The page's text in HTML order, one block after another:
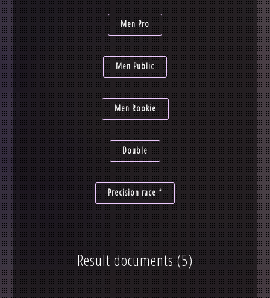
Men Pro
Men Public
Men Rookie
Double
Precision race *
Result documents (5)